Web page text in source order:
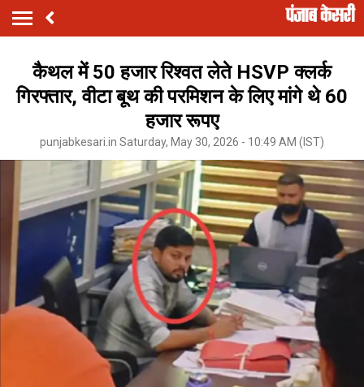
कैथल में 50 हजार रिश्वत लेते HSVP क्लर्क
गिरफ्तार, वीटा बूथ की परमिशन के लिए मांगे थे 60
हजार रूपए
punjabkesari.in Saturday, May 30, 2026 - 10:49 AM (IST)